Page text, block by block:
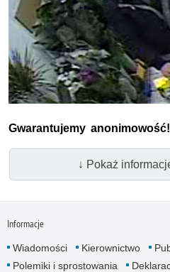
Gwarantujemy anonimowość!
↓ Pokaż
Informacje
Wiadomości Kierownictwo
Polemiki i sprostowania